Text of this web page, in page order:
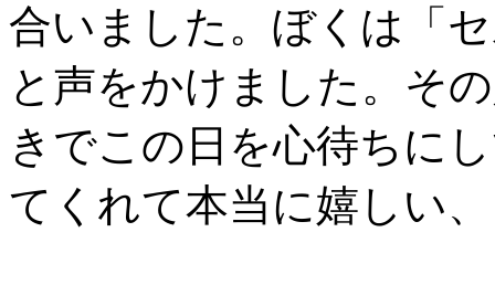
合いました。ぼくは「
と声をかけました。そ
きでこの日を心待ちに
てくれて本当に嬉しい